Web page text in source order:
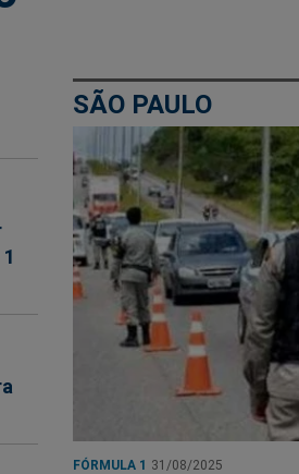
SÃO PAULO
FÓRMULA 1 31/08/2025